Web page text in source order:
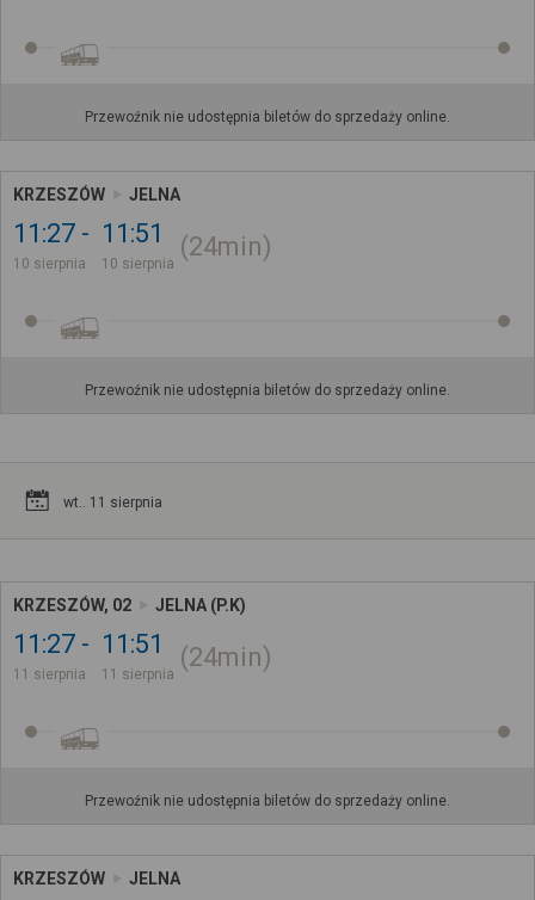
Przewoźnik nie udostępnia biletów do sprzedaży online.
KRZESZÓW JELNA
11:27
10 sierpnia
11:51
10 sierpnia
24min
Przewoźnik nie udostępnia biletów do sprzedaży online.
wt.. 11 sierpnia
KRZESZÓW, 02 JELNA (P.K)
11:27
11 sierpnia
11:51
11 sierpnia
24min
Przewoźnik nie udostępnia biletów do sprzedaży online.
KRZESZÓW JELNA